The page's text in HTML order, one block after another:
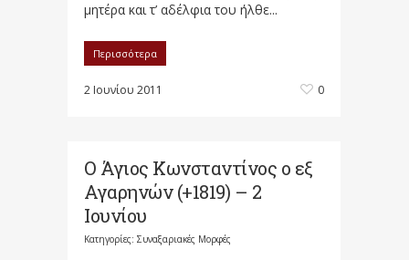
μητέρα και τ’ αδέλφια του ήλθε...
Περισσότερα
2 Ιουνίου 2011 0
Ο Άγιος Κωνσταντίνος ο εξ
Αγαρηνών (+1819) – 2
Ιουνίου
Κατηγορίες: Συναξαριακές Μορφές